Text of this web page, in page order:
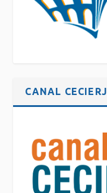
CANAL CECIERJ